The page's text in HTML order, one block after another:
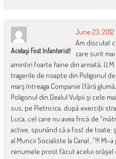
Acelaşi Fost Infanterist!
June 23, 2012
Am discutat
care sunt
amintiri foarte faine din armată, U.M.
tragerile de noapte din Poligonul
marş întreaga Companie (fără
Poligonul din Dealul Vulpii şi cele
sus, pe Pietricica, după exerciţii
Luca, cel care nu avea frică de
active, spunând că a fost de toate:
al Muncii Socialiste la Canal…”!!!
renumele prost făcut acelui